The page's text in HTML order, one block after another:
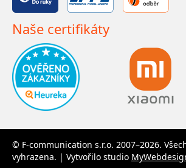
Naše certifikáty
© F-communication s.r.o. 2007–2026.
vyhrazena. | Vytvořilo studio